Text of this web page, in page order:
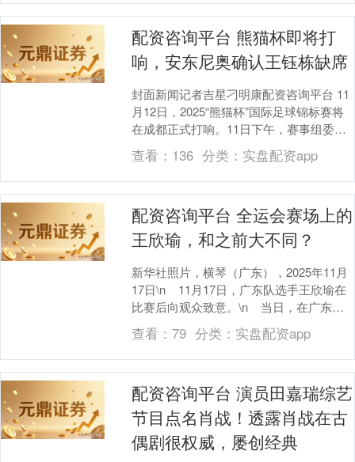
配资咨询平台 熊猫杯即将打
响，安东尼奥确认王钰栋缺席
封面新闻记者吉星刁明康配资咨询平台 11
月12日，2025“熊猫杯”国际足球锦标赛将
在成都正式打响。11日下午，赛事组委会
在成都双流体育中心举行了赛前新闻发布
会....
查看： 136 分类： 实盘配资app
配资咨询平台 全运会赛场上的
王欣瑜，和之前大不同？
新华社照片，横琴（广东），2025年11月
17日\n 11月17日，广东队选手王欣瑜在
比赛后向观众致意。\n 当日，在广东横
琴国际网球中心举行的第十....
查看：79 分类： 实盘配资app
配资咨询平台 演员田嘉瑞综艺
节目点名肖战！透露肖战在古
偶剧很权威，屡创经典